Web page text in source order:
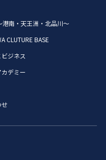
港南・天王洲・北品川～
CLUTURE BASE
ジネス
デミー
せ